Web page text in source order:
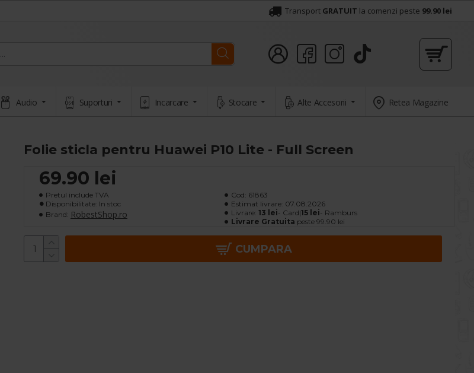
Transport GRATUIT la comenzi peste 99.90 lei
Audio Suporturi Incarcare Stocare Alte Accesorii Retea Magazine
Folie sticla pentru Huawei P10 Lite - Full Screen
69.90 lei
Pretul include TVA
Disponibilitate: In stoc
Brand: RobestShop.ro
Cod: 61863
Estimat livrare: 07.08.2026
Livrare: 13 lei- Card|15 lei- Ramburs
Livrare Gratuita peste 99.90 lei
CUMPARA